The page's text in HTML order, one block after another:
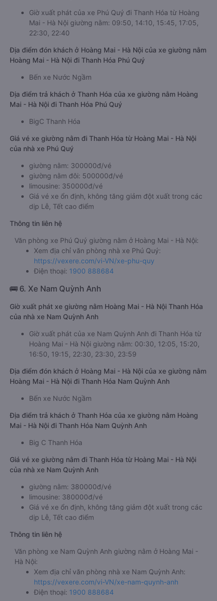
Giờ xuất phát của xe Phú Quý đi Thanh Hóa từ Hoàng
Mai - Hà Nội giường nằm: 09:50, 14:10, 15:45, 17:05,
22:30, 22:40
Địa điểm đón khách ở Hoàng Mai - Hà Nội của xe giường nằm
Hoàng Mai - Hà Nội đi Thanh Hóa Phú Quý
Bến xe Nước Ngầm
Địa điểm trả khách ở Thanh Hóa của xe giường nằm Hoàng
Mai - Hà Nội đi Thanh Hóa Phú Quý
BigC Thanh Hóa
Giá vé xe giường nằm đi Thanh Hóa từ Hoàng Mai - Hà Nội
của nhà xe Phú Quý
giường nằm: 300000đ/vé
giường nằm đôi: 500000đ/vé
limousine: 350000đ/vé
Giá vé xe ổn định, không tăng giảm đột xuất trong các
dịp Lễ, Tết cao điểm
Thông tin liên hệ
Văn phòng xe Phú Quý giường nằm ở Hoàng Mai - Hà Nội:
Xem địa chỉ văn phòng nhà xe Phú Quý:
https://vexere.com/vi-VN/xe-phu-quy
Điện thoại: 1900 888684
🚌 6. Xe Nam Quỳnh Anh
Giờ xuất phát xe giường nằm Hoàng Mai - Hà Nội Thanh Hóa
của nhà xe Nam Quỳnh Anh
Giờ xuất phát của xe Nam Quỳnh Anh đi Thanh Hóa từ
Hoàng Mai - Hà Nội giường nằm: 00:30, 12:05, 15:20,
16:50, 19:15, 22:30, 23:30, 23:59
Địa điểm đón khách ở Hoàng Mai - Hà Nội của xe giường nằm
Hoàng Mai - Hà Nội đi Thanh Hóa Nam Quỳnh Anh
Bến xe Nước Ngầm
Địa điểm trả khách ở Thanh Hóa của xe giường nằm Hoàng
Mai - Hà Nội đi Thanh Hóa Nam Quỳnh Anh
Big C Thanh Hóa
Giá vé xe giường nằm đi Thanh Hóa từ Hoàng Mai - Hà Nội
của nhà xe Nam Quỳnh Anh
giường nằm: 380000đ/vé
limousine: 380000đ/vé
Giá vé xe ổn định, không tăng giảm đột xuất trong các
dịp Lễ, Tết cao điểm
Thông tin liên hệ
Văn phòng xe Nam Quỳnh Anh giường nằm ở Hoàng Mai -
Hà Nội:
Xem địa chỉ văn phòng nhà xe Nam Quỳnh Anh:
https://vexere.com/vi-VN/xe-nam-quynh-anh
Điện thoại: 1900 888684